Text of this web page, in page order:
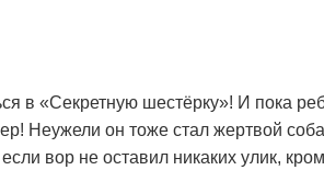
в «Секретную шестёрку»! И пока
Неужели он тоже стал жертвой
вор не оставил никаких улик,